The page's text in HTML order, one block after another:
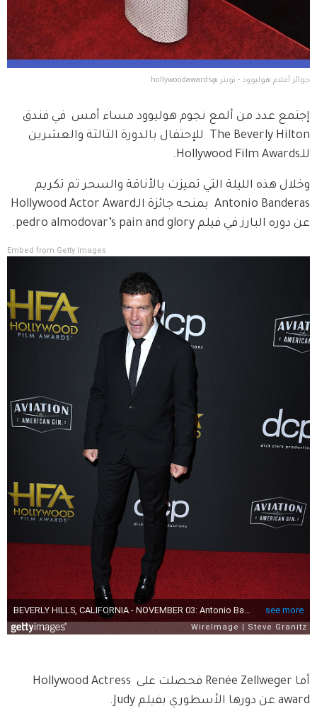
جوlئز أفلام هوليوود - تويتر @hollywoodawards
إجتمع عدد من ألمع نجوم هوليوود مساء أمس  في فندق
The Beverly Hilton  للإحتفال بالدورة الثالثة والعشرين
للـHollywood Film Awards.
وخلال هذه الليلة التي تميزت بالأناقة والسحر تم تكريم
عن دوره البارز في فيلم pedro almodovar’s pain and glory.
Embed from Getty Images
أما Renée Zellweger فحصلت على Hollywood Actress
award عن دورها الأسطوري بفيلم Judy.